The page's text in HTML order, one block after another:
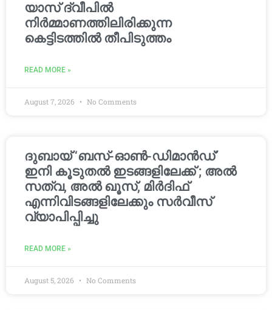
യാസ് ദ്വീപിൽ
നിർമ്മാണത്തിലിരിക്കുന്ന
കെട്ടിടത്തിൽ തീപിടുത്തം
READ MORE »
August 7, 2026 No Comments
ദുബായ് ‘ബസ്-ഓൺ-ഡിമാൻഡ്’
ഇനി കൂടുതൽ ഇടങ്ങളിലേക്ക് ; അൽ
സത്വ, അൽ ഖൂസ്, മിർദിഫ്
എന്നിവിടങ്ങളിലേക്കും സർവീസ്
വ്യാപിപ്പിച്ചു
READ MORE »
August 5, 2026 No Comments